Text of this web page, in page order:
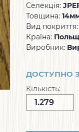
Селекція:
Товщина:
Вид покриття:
Країна:
Виробник:
ДОСТУПНО
Кількість: